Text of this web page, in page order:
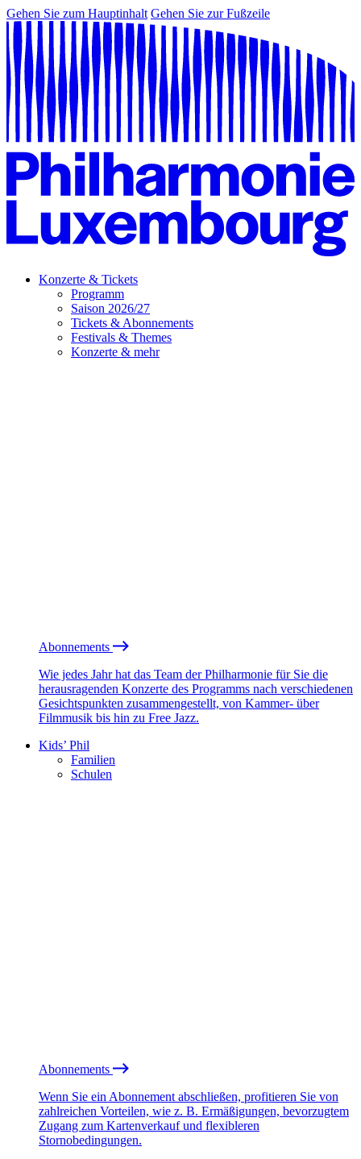
Gehen Sie zum Hauptinhalt Gehen Sie zur Fußzeile
Konzerte & Tickets
Programm
Saison 2026/27
Tickets & Abonnements
Festivals & Themes
Konzerte & mehr
Abonnements
Wie jedes Jahr hat das Team der Philharmonie für Sie die
herausragenden Konzerte des Programms nach verschiedenen
Gesichtspunkten zusammengestellt, von Kammer- über
Filmmusik bis hin zu Free Jazz.
Kids’ Phil
Familien
Schulen
Abonnements
Wenn Sie ein Abonnement abschließen, profitieren Sie von
zahlreichen Vorteilen, wie z. B. Ermäßigungen, bevorzugtem
Zugang zum Kartenverkauf und flexibleren
Stornobedingungen.